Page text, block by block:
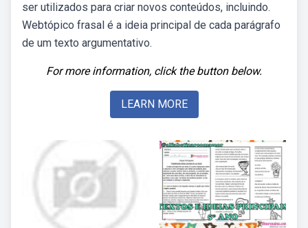
ser utilizados para criar novos conteúdos, incluindo.
Webtópico frasal é a ideia principal de cada parágrafo
de um texto argumentativo.
For more information, click the button below.
LEARN MORE